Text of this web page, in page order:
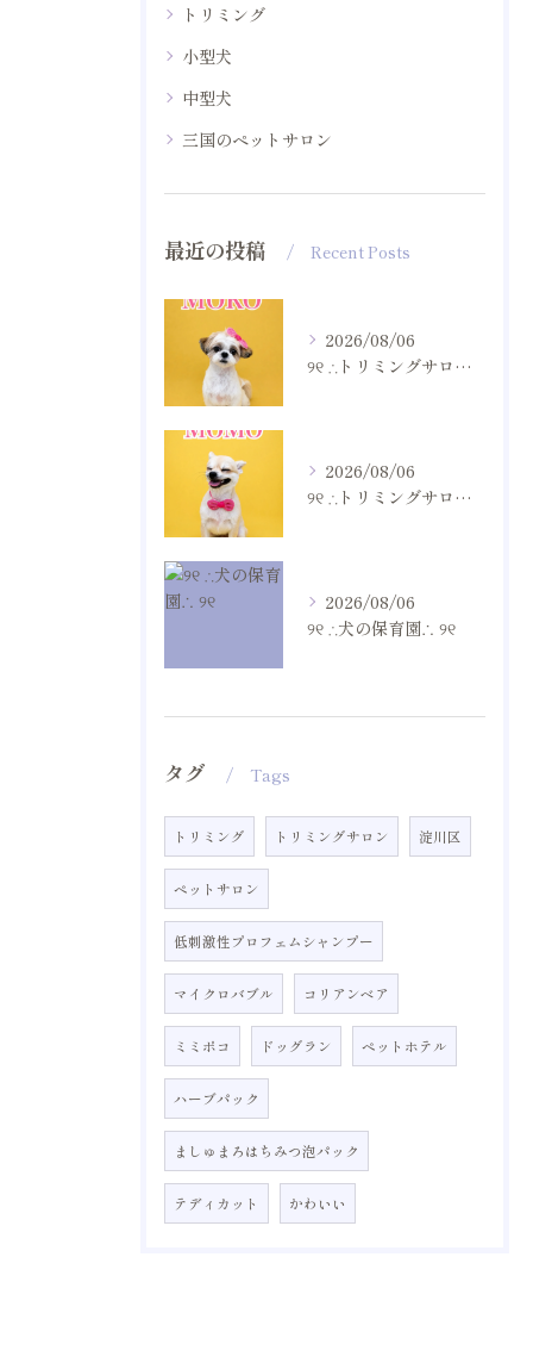
トリミング
小型犬
中型犬
三国のペットサロン
最近の投稿 Recent Posts
2026/08/06
୨୧ ∴トリミングサロン∴ ୨୧
2026/08/06
୨୧ ∴トリミングサロン∴ ୨୧
2026/08/06
୨୧ ∴犬の保育園∴ ୨୧
タグ Tags
トリミング トリミングサロン 淀川区
ペットサロン
低刺激性プロフェムシャンプー
マイクロバブル コリアンベア
ミミポコ ドッグラン ペットホテル
ハーブパック
ましゅまろはちみつ泡パック
テディカット かわいい